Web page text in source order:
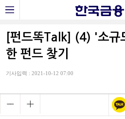
[펀드똑Talk] (4) '소규
한 펀드 찾기
기사입력 : 2021-10-12 07:00